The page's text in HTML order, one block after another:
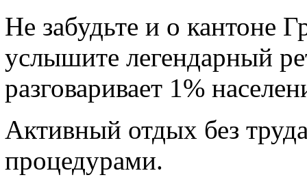
Не забудьте и о кантоне
услышите легендарный
разговаривает 1%
Активный отдых без
процедурами.